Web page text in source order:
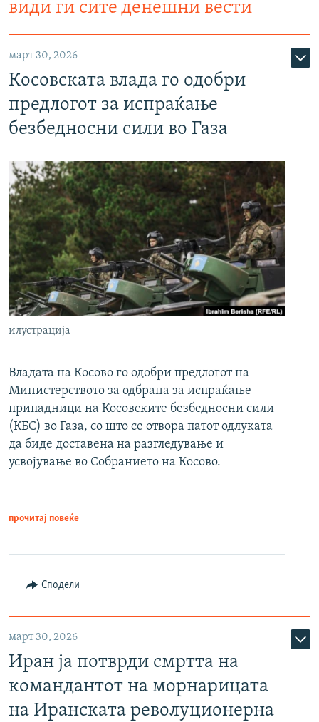
види ги сите денешни вести
март 30, 2026
Косовската влада го одобри
предлогот за испраќање
безбедносни сили во Газа
илустрација
Владата на Косово го одобри предлогот на
Министерството за одбрана за испраќање
припадници на Косовските безбедносни сили
(КБС) во Газа, со што се отвора патот одлуката
да биде доставена на разгледување и
усвојување во Собранието на Косово.
прочитај повеќе
Сподели
март 30, 2026
Иран ја потврди смртта на
командантот на морнарицата
на Иранската револуционерна